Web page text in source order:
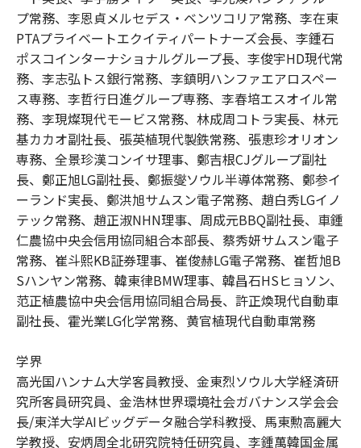
プ常務、李恩貞メルセデス・ベンツコリア常務、李在東
PTAプライベートエクイティパートナーズ会長、李鍾石
ポスコインターナショナルグループ長、李俊宇HD現代常
務、李志弘トス銀行常務、李鎮明ハンファエアロスペー
ス専務、李哲行日進グループ専務、李春培エスオイル常
務、李現燦現代モービス常務、林成周コトラ実長、林元
基カカオ副社長、張英植現代製鉄常務、張恵珍オリオン
専務、全景珍漢コンイサ理事、鄭吉根CJグループ副社
長、鄭正旭LG副社長、鄭振燮ソウル半導体常務、鄭参イ
ーランド実長、鄭洪旭サムスン電子常務、趙白秀LGイノ
テック常務、趙正淑NHN理事、周成元BBQ副社長、車鍾
仁農協中央会信用協同組合本部長、蔡秀妍サムスン電子
常務、崔斗熙KB証券理事、崔俊赫LG電子常務、崔哲旭B
Sハンヤン常務、韓東律BMW理事、韓昌石HSヒョソン、
范正植農協中央会信用協同組合局長、許正煥現代自動車
副社長、霍光業LG化学常務、黄官植現代自動車常務
学界
高光国ハンナム大学客員教授、金東烈ソウル大学経済研
究所客員研究員、金浩林世界環境社会ガバナンス学会会
長/東洋大学AIビッグデータ融合学科教授、馬東勲高麗大
学教授、安炳周全北研究院特任研究員、李鍾萬韓国金属